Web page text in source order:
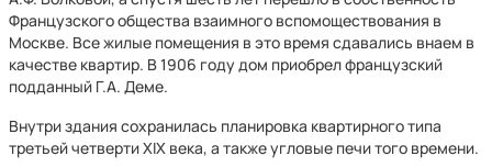
Французского общества взаимного вспомоществования в
Москве. Все жилые помещения в это время сдавались внаем в
качестве квартир. В 1906 году дом приобрел французский
подданный Г.А. Деме.
Внутри здания сохранилась планировка квартирного типа
третьей четверти XIX века, а также угловые печи того времени.